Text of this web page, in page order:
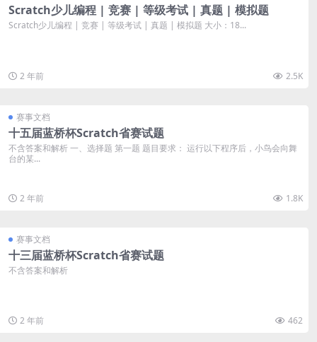
Scratch少儿编程 | 竞赛 | 等级考试 | 真题 | 模拟题
Scratch少儿编程 | 竞赛 | 等级考试 | 真题 | 模拟题 大小：18...
2 年前 2.5K
赛事文档
十五届蓝桥杯Scratch省赛试题
不含答案和解析 一、选择题 第一题 题目要求： 运行以下程序后，小鸟会向舞
台的某...
2 年前 1.8K
赛事文档
十三届蓝桥杯Scratch省赛试题
不含答案和解析
2 年前 462